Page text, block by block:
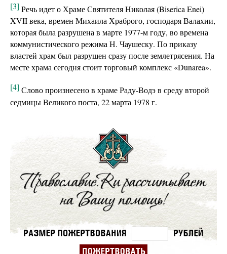
[3] Речь идет о Храме Святителя Николая (Biserica Enei)
XVII века, времен Михаила Храброго, господаря Валахии,
которая была разрушена в марте 1977-м году, во времена
коммунистического режима Н. Чаушеску. По приказу
властей храм был разрушен сразу после землетрясения. На
месте храма сегодня стоит торговый комплекс «Dunarea».
[4] Слово произнесено в храме Раду-Водэ в среду второй
седмицы Великого поста, 22 марта 1978 г.